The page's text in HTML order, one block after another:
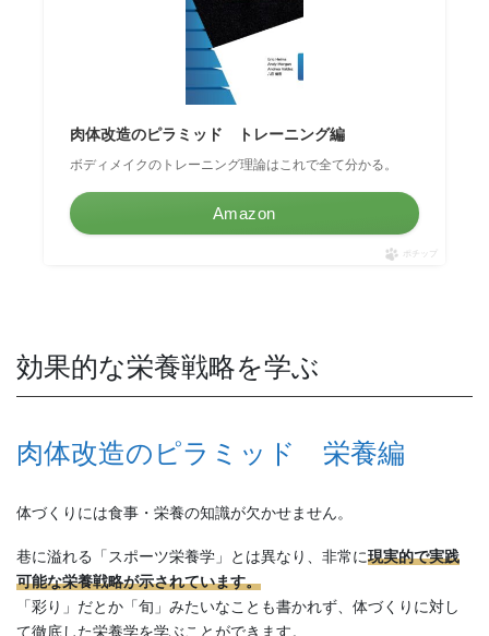
肉体改造のピラミッド トレーニング編
ボディメイクのトレーニング理論はこれで全て分かる。
Amazon
ポチップ
効果的な栄養戦略を学ぶ
肉体改造のピラミッド 栄養編
体づくりには食事・栄養の知識が欠かせません。
巷に溢れる「スポーツ栄養学」とは異なり、非常に現実的で実践
可能な栄養戦略が示されています。
「彩り」だとか「旬」みたいなことも書かれず、体づくりに対し
て徹底した栄養学を学ぶことができます。